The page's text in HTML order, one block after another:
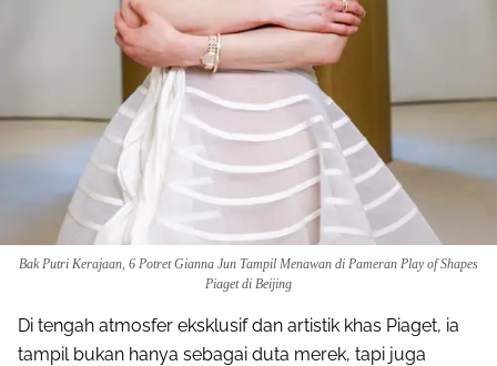
Bak Putri Kerajaan, 6 Potret Gianna Jun Tampil Menawan di Pameran Play of Shapes
Piaget di Beijing
Di tengah atmosfer eksklusif dan artistik khas Piaget, ia
tampil bukan hanya sebagai duta merek, tapi juga